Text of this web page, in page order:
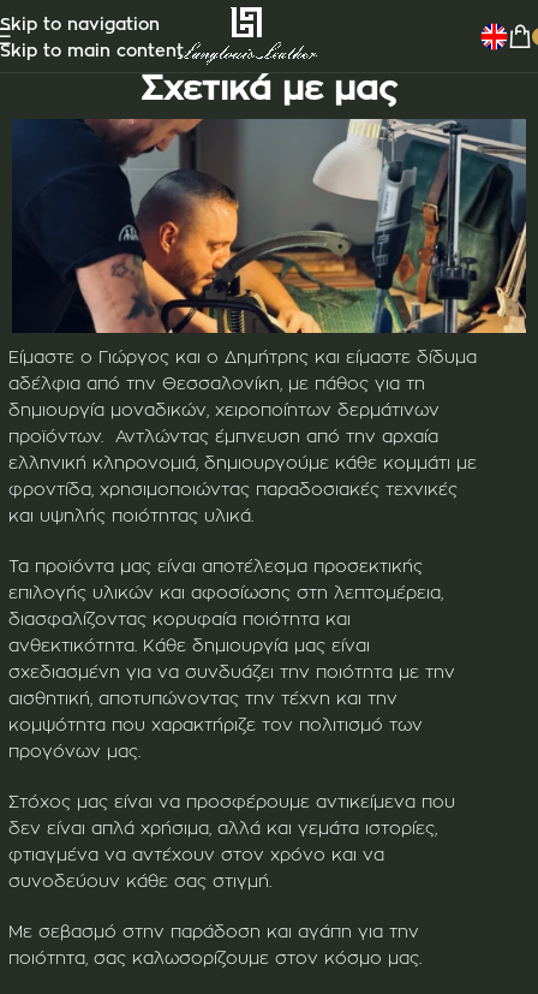
Skip to navigation
Skip to main content
Σχετικά με μας
Είμαστε ο Γιώργος και ο Δημήτρης και είμαστε δίδυμα
αδέλφια από την Θεσσαλονίκη, με πάθος για τη
δημιουργία μοναδικών, χειροποίητων δερμάτινων
προϊόντων. Αντλώντας έμπνευση από την αρχαία
ελληνική κληρονομιά, δημιουργούμε κάθε κομμάτι με
φροντίδα, χρησιμοποιώντας παραδοσιακές τεχνικές
και υψηλής ποιότητας υλικά.
Τα προϊόντα μας είναι αποτέλεσμα προσεκτικής
επιλογής υλικών και αφοσίωσης στη λεπτομέρεια,
διασφαλίζοντας κορυφαία ποιότητα και
ανθεκτικότητα. Κάθε δημιουργία μας είναι
σχεδιασμένη για να συνδυάζει την ποιότητα με την
αισθητική, αποτυπώνοντας την τέχνη και την
κομψότητα που χαρακτήριζε τον πολιτισμό των
προγόνων μας.
Στόχος μας είναι να προσφέρουμε αντικείμενα που
δεν είναι απλά χρήσιμα, αλλά και γεμάτα ιστορίες,
φτιαγμένα να αντέχουν στον χρόνο και να
συνοδεύουν κάθε σας στιγμή.
Με σεβασμό στην παράδοση και αγάπη για την
ποιότητα, σας καλωσορίζουμε στον κόσμο μας.